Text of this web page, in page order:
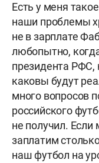
Есть у меня
наши проблемы
не в зарплате
любопытно,
президента РФС,
каковы будут
много вопросов
российского
не получил.
заплатим
наш футбол на